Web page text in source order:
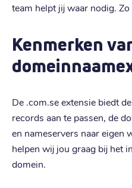
team helpt jij waar nodig.
Kenmerken
De .com.se extensie biedt
records aan te passen, de
en nameservers naar eigen
helpen wij jou graag bij het
domein.